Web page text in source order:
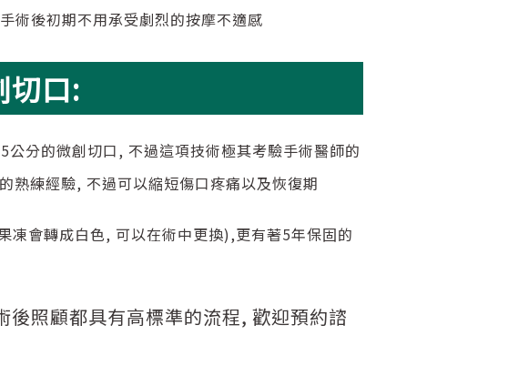
術後初期不用承受劇烈的按摩不適感
切口:
分的微創切口, 不過這項技術極其考驗手術醫師的
熟練經驗, 不過可以縮短傷口疼痛以及恢復期
會轉成白色, 可以在術中更換),更有著5年保固的
照顧都具有高標準的流程, 歡迎預約諮